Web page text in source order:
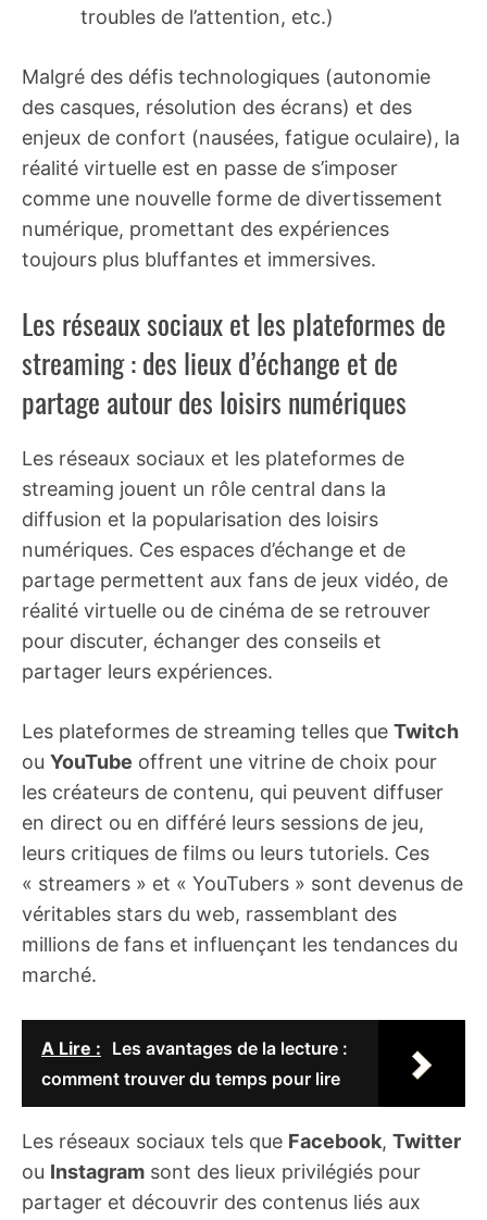
troubles de l’attention, etc.)
Malgré des défis technologiques (autonomie
des casques, résolution des écrans) et des
enjeux de confort (nausées, fatigue oculaire), la
réalité virtuelle est en passe de s’imposer
comme une nouvelle forme de divertissement
numérique, promettant des expériences
toujours plus bluffantes et immersives.
Les réseaux sociaux et les plateformes de
streaming : des lieux d’échange et de
partage autour des loisirs numériques
Les réseaux sociaux et les plateformes de
streaming jouent un rôle central dans la
diffusion et la popularisation des loisirs
numériques. Ces espaces d’échange et de
partage permettent aux fans de jeux vidéo, de
réalité virtuelle ou de cinéma de se retrouver
pour discuter, échanger des conseils et
partager leurs expériences.
Les plateformes de streaming telles que Twitch
ou YouTube offrent une vitrine de choix pour
les créateurs de contenu, qui peuvent diffuser
en direct ou en différé leurs sessions de jeu,
leurs critiques de films ou leurs tutoriels. Ces
« streamers » et « YouTubers » sont devenus de
véritables stars du web, rassemblant des
millions de fans et influençant les tendances du
marché.
A Lire : Les avantages de la lecture :
comment trouver du temps pour lire
Les réseaux sociaux tels que Facebook, Twitter
ou Instagram sont des lieux privilégiés pour
partager et découvrir des contenus liés aux